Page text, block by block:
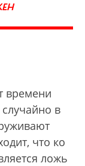
времени
в
что ко
ложь